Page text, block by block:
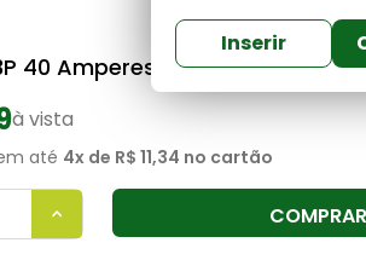
Inserir
Elgin
40 Amperes Tripolar Din Curva
à vista
até 4x de R$ 11,34 no cartão
COMPRAR